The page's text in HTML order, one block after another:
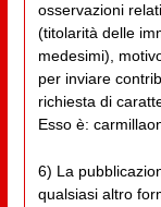
osservazioni
(titolarità delle
medesimi),
per inviare
richiesta di
Esso è:
6) La
qualsiasi altro